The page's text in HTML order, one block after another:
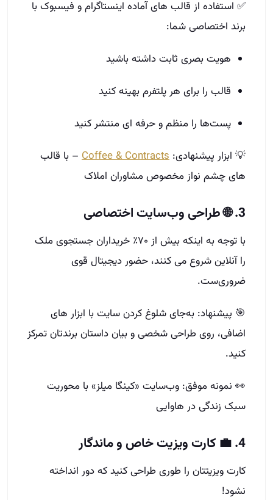
✅ استفاده از قالب‌ های آماده اینستاگرام و فیسبوک با
برند اختصاصی شما:
هویت بصری ثابت داشته باشید
قالب را برای هر پلتفرم بهینه کنید
پست‌ها را منظم و حرفه‌ ای منتشر کنید
💡 ابزار پیشنهادی: Coffee & Contracts – با قالب‌
های چشم‌ نواز مخصوص مشاوران املاک
3. 🌐 طراحی وب‌سایت اختصاصی
با توجه به اینکه بیش از ۷۰٪ خریداران جستجوی ملک
را آنلاین شروع می‌ کنند، حضور دیجیتال قوی
ضروری‌ست.
🎯 پیشنهاد: به‌جای شلوغ کردن سایت با ابزار های
اضافی، روی طراحی شخصی و بیان داستان برندتان تمرکز
کنید.
👀 نمونه موفق: وب‌سایت «کینگا میلز» با محوریت
سبک زندگی در هاوایی
4. 💼 کارت ویزیت خاص و ماندگار
کارت ویزیتتان را طوری طراحی کنید که دور انداخته
نشود!